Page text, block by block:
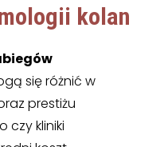
kolan
się różnić w
prestiżu
czy kliniki